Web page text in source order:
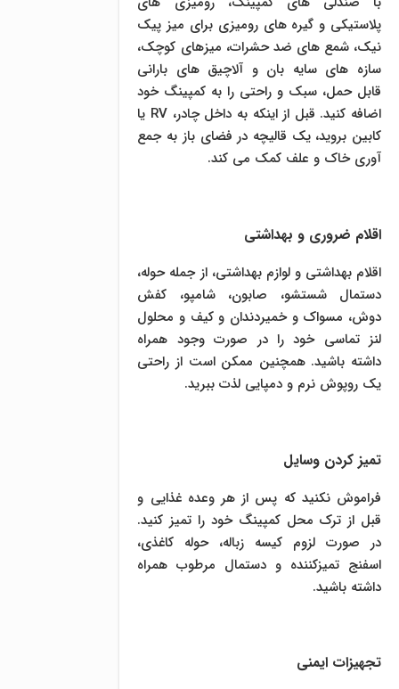
پلاستیکی و گیره های رومیزی برای میز پیک
نیک، شمع های ضد حشرات، میزهای کوچک،
سازه های سایه بان و آلاچیق های بارانی
قابل حمل، سبک و راحتی را به کمپینگ خود
اضافه کنید. قبل از اینکه به داخل چادر، RV یا
کابین بروید، یک قالیچه در فضای باز به جمع
آوری خاک و علف کمک می کند.
اقلام ضروری و بهداشتی
اقلام بهداشتی و لوازم بهداشتی، از جمله حوله،
دستمال شستشو، صابون، شامپو، کفش
دوش، مسواک و خمیردندان و کیف و محلول
لنز تماسی خود را در صورت وجود همراه
داشته باشید. همچنین ممکن است از راحتی
یک روپوش نرم و دمپایی لذت ببرید.
تمیز کردن وسایل
فراموش نکنید که پس از هر وعده غذایی و
قبل از ترک محل کمپینگ خود را تمیز کنید.
در صورت لزوم کیسه زباله، حوله کاغذی،
اسفنج تمیزکننده و دستمال مرطوب همراه
داشته باشید.
تجهیزات ایمنی